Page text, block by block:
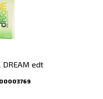
DREAM edt